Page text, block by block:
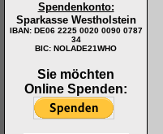
Spendenkonto:
Sparkasse Westholstein
IBAN: DE06 2225 0020 0090 0787
34
BIC: NOLADE21WHO
Sie möchten
Online Spenden: